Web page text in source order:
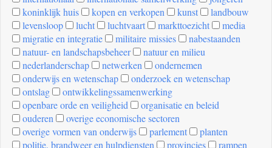
koninklijk huis
kopen en verkopen kunst
landbouw
levensloop
lucht luchtvaart markttoezicht
media
migratie en integratie
militaire missies
nabestaanden
natuur- en landschapsbeheer
natuur en milieu
nederlanderschap
netwerken
ondernemen
onderwijs en wetenschap
onderzoek en wetenschap
ontslag
ontwikkelingssamenwerking
openbare orde en veiligheid
organisatie en beleid
ouderen
overige economische sectoren
overige vormen van onderwijs
parlement
planten
politie, brandweer en hulpdiensten
provincies
rampen